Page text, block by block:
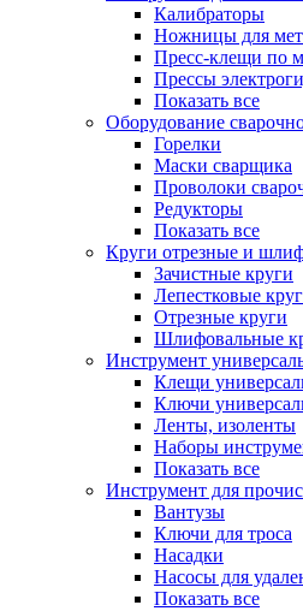
Калибраторы
Ножницы для
Пресс-клещи по
Прессы
Показать все
Оборудование
Горелки
Маски сварщика
Проволоки
Редукторы
Показать все
Круги отрезные и
Зачистные круги
Лепестковые
Отрезные круги
Шлифовальные
Инструмент
Клещи
Ключи
Ленты, изоленты
Наборы
Показать все
Инструмент для
Вантузы
Ключи для троса
Насадки
Насосы для
Показать все